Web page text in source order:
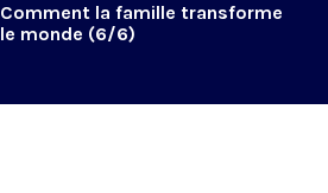
Comment la famille transforme
le monde (6/6)